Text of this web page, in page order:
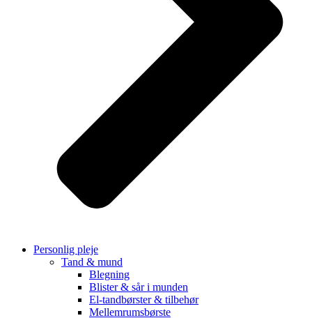
Personlig pleje
Tand & mund
Blegning
Blister & sår i munden
El-tandbørster & tilbehør
Mellemrumsbørste